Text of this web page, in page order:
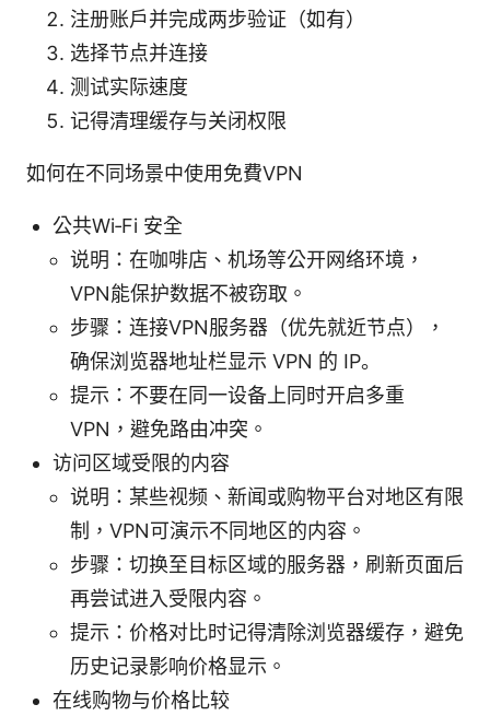
注册账户并完成两步验证（如有）
选择节点并连接
测试实际速度
记得清理缓存与关闭权限
如何在不同场景中使用免費VPN
公共Wi‑Fi 安全
说明：在咖啡店、机场等公开网络环境，
VPN能保护数据不被窃取。
步骤：连接VPN服务器（优先就近节点），
确保浏览器地址栏显示 VPN 的 IP。
提示：不要在同一设备上同时开启多重
VPN，避免路由冲突。
访问区域受限的内容
说明：某些视频、新闻或购物平台对地区有限
制，VPN可演示不同地区的内容。
步骤：切换至目标区域的服务器，刷新页面后
再尝试进入受限内容。
提示：价格对比时记得清除浏览器缓存，避免
历史记录影响价格显示。
在线购物与价格比较